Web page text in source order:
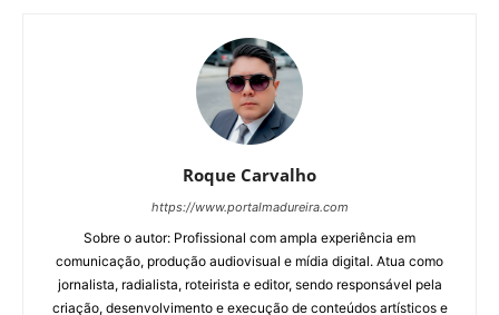
Roque Carvalho
https://www.portalmadureira.com
Sobre o autor: Profissional com ampla experiência em
comunicação, produção audiovisual e mídia digital. Atua como
jornalista, radialista, roteirista e editor, sendo responsável pela
criação, desenvolvimento e execução de conteúdos artísticos e